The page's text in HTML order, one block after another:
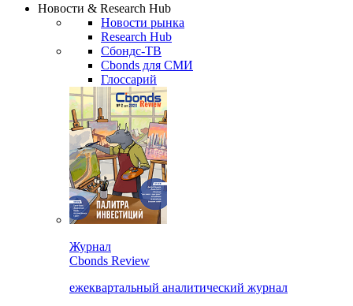
Новости & Research Hub
Новости рынка
Research Hub
Сбондс-ТВ
Cbonds для СМИ
Глоссарий
Журнал
Cbonds Review
ежеквартальный аналитический журнал